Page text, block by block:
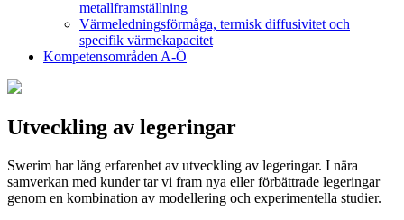
metallframställning
Värmeledningsförmåga, termisk diffusivitet och
specifik värmekapacitet
Kompetensområden A-Ö
Utveckling av legeringar
Swerim har lång erfarenhet av utveckling av legeringar. I nära
samverkan med kunder tar vi fram nya eller förbättrade legeringar
genom en kombination av modellering och experimentella studier.